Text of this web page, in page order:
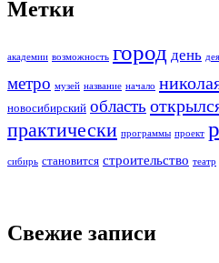
Метки
академии возможность город день
метро музей название начало
новосибирский область
практически программы проект
сибирь становится строительство театр
Свежие записи